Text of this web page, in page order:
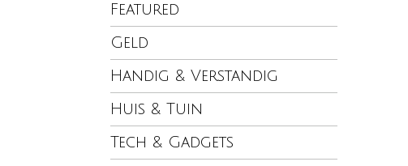
Featured
Geld
Handig & Verstandig
Huis & Tuin
Tech & Gadgets